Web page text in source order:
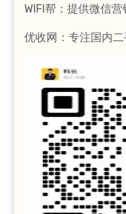
WIFI帮：提供微信营
优收网：专注国内二